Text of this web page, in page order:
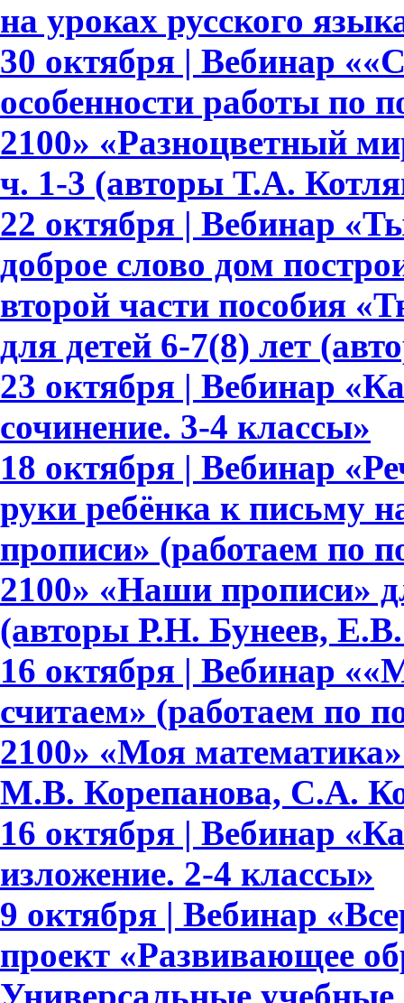
на уроках русского
30 октября | Вебинар
особенности работы по
2100» «Разноцветный
ч. 1-3 (авторы Т.А.
22 октября | Вебинар
доброе слово дом
второй части пособия
для детей 6-7(8) лет
23 октября | Вебинар
сочинение. 3-4 классы»
18 октября | Вебинар
руки ребёнка к письму
прописи» (работаем по
2100» «Наши прописи»
(авторы Р.Н. Бунеев,
16 октября | Вебинар
считаем» (работаем по
2100» «Моя
М.В. Корепанова, С.А.
16 октября | Вебинар
изложение. 2-4 классы»
9 октября | Вебинар
проект «Развивающее